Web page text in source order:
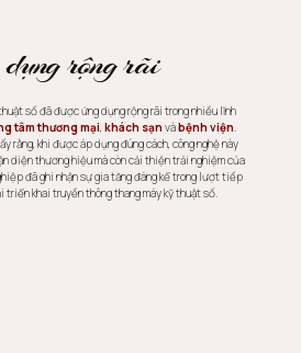
rộng rãi
số đã được ứng dụng rộng rãi trong nhiều lĩnh
tâm thương mại, khách sạn vàbệnh viện.
rằng, khi được áp dụng đúng cách, công nghệ này
diện thương hiệu mà còn cải thiện trải nghiệm của
đã ghi nhận sự gia tăng đáng kể trong lượt tiếp
triển khai truyền thông thang máy kỹ thuật số.